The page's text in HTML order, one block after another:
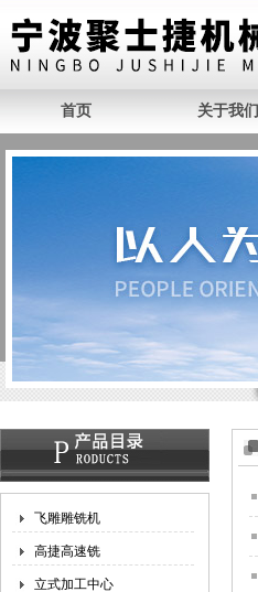
首页 关于我们
飞雕雕铣机
高捷高速铣
立式加工中心